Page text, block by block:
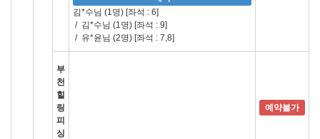
김*수님 (1명) [좌석 : 6]
/ 김*수님 (1명) [좌석 : 9]
/ 유*윤님 (2명) [좌석 : 7,8]
부
천
힐
링
피
싱
예약불가